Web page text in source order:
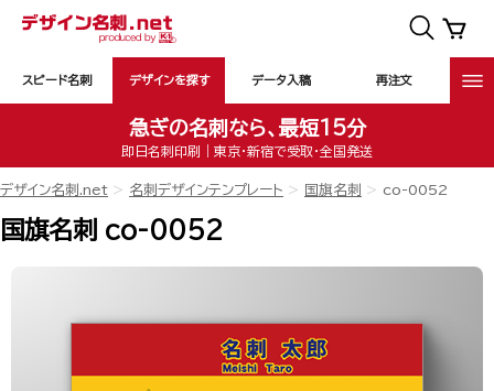
スピード名刺 デザインを探す データ入稿 再注文
急ぎの名刺なら、最短15分
即日名刺印刷｜東京・新宿で受取・全国発送
デザイン名刺.net 名刺デザインテンプレート 国旗名刺 co-0052
国旗名刺 co-0052